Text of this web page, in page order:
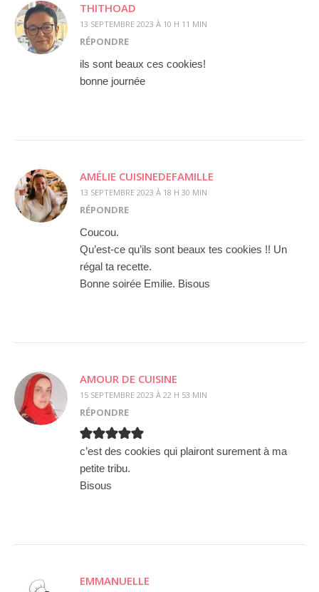
THITHOAD
13 SEPTEMBRE 2023 À 10 H 11 MIN
RÉPONDRE
ils sont beaux ces cookies!
bonne journée
AMÉLIE CUISINEDEFAMILLE
13 SEPTEMBRE 2023 À 18 H 30 MIN
RÉPONDRE
Coucou.
Qu’est-ce qu’ils sont beaux tes cookies !! Un
régal ta recette.
Bonne soirée Emilie. Bisous
AMOUR DE CUISINE
15 SEPTEMBRE 2023 À 22 H 53 MIN
RÉPONDRE
c’est des cookies qui plairont surement à ma
petite tribu.
Bisous
EMMANUELLE